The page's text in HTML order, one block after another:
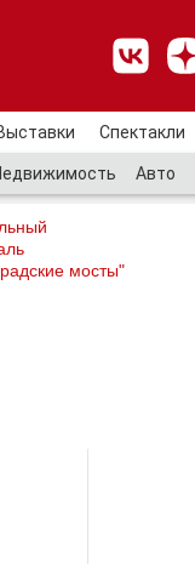
Спектакли
Авто
мосты"